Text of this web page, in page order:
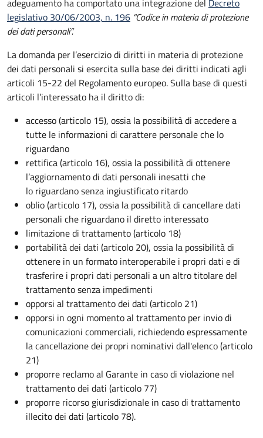
legislativo 30/06/2003, n. 196 “Codice in materia di protezione
dei dati personali”.
La domanda per l’esercizio di diritti in materia di protezione
dei dati personali si esercita sulla base dei diritti indicati agli
articoli 15-22 del Regolamento europeo. Sulla base di questi
articoli l’interessato ha il diritto di:
accesso (articolo 15), ossia la possibilità di accedere a
tutte le informazioni di carattere personale che lo
riguardano
rettifica (articolo 16), ossia la possibilità di ottenere
l’aggiornamento di dati personali inesatti che
lo riguardano senza ingiustificato ritardo
oblio (articolo 17), ossia la possibilità di cancellare dati
personali che riguardano il diretto interessato
limitazione di trattamento (articolo 18)
portabilità dei dati (articolo 20), ossia la possibilità di
ottenere in un formato interoperabile i propri dati e di
trasferire i propri dati personali a un altro titolare del
trattamento senza impedimenti
opporsi al trattamento dei dati (articolo 21)
opporsi in ogni momento al trattamento per invio di
comunicazioni commerciali, richiedendo espressamente
la cancellazione dei propri nominativi dall'elenco (articolo
21)
proporre reclamo al Garante in caso di violazione nel
trattamento dei dati (articolo 77)
proporre ricorso giurisdizionale in caso di trattamento
illecito dei dati (articolo 78).